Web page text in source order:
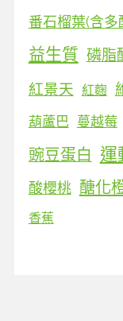
番石榴葉(含多
益生質 磷脂
紅景天 紅麴
葫蘆巴 蔓越莓
豌豆蛋白 運
酸櫻桃 醣化
香蕉